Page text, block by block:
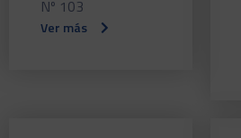
Nº 103
Ver más